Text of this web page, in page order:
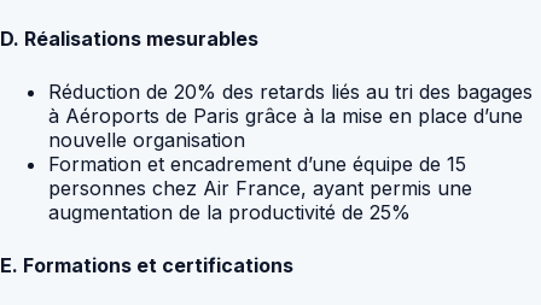
D. Réalisations mesurables
Réduction de 20% des retards liés au tri des bagages
à Aéroports de Paris grâce à la mise en place d’une
nouvelle organisation
Formation et encadrement d’une équipe de 15
personnes chez Air France, ayant permis une
augmentation de la productivité de 25%
E. Formations et certifications